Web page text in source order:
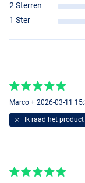
2 Sterren
1 Ster
Marco + 2026-03-11
Ik raad het